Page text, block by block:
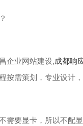
企业网站建设,成都响
按需策划，专业设计
需要显卡，所以不配